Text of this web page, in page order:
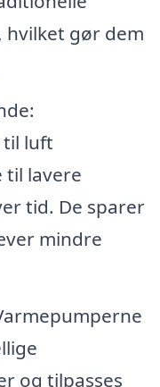
gør dem
luft
til lavere
tid. De sparer
mindre
og tilpasses